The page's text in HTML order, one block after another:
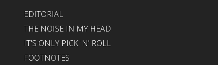
EDITORIAL
THE NOISE IN MY HEAD
IT'S ONLY PICK 'N' ROLL
FOOTNOTES